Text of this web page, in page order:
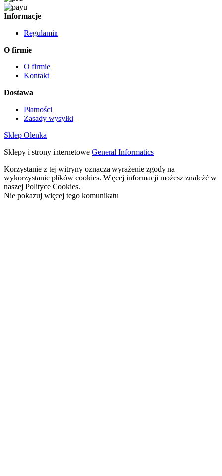
Informacje
Regulamin
O firmie
O firmie
Kontakt
Dostawa
Płatności
Zasady wysyłki
Sklep Olenka
Sklepy i strony internetowe General Informatics
Korzystanie z tej witryny oznacza wyrażenie zgody na
wykorzystanie plików cookies. Więcej informacji możesz znaleźć w
naszej Polityce Cookies.
Nie pokazuj więcej tego komunikatu